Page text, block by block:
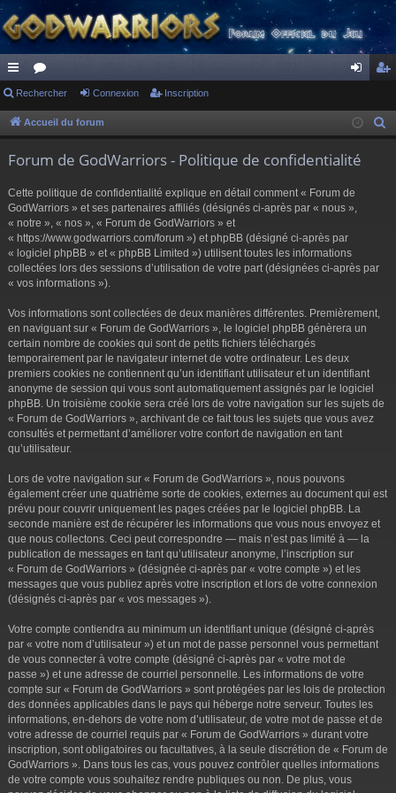
ac
co
s
or
u ne cri
Rechercher Connexion Inscription
Accueil du forum
Forum de GodWarriors - Politique de confidentialité
Cette politique de confidentialité explique en détail comment « Forum de
GodWarriors » et ses partenaires affiliés (désignés ci-après par « nous »,
« notre », « nos », « Forum de GodWarriors » et
« https://www.godwarriors.com/forum ») et phpBB (désigné ci-après par
« logiciel phpBB » et « phpBB Limited ») utilisent toutes les informations
collectées lors des sessions d’utilisation de votre part (désignées ci-après par
« vos informations »).
Vos informations sont collectées de deux manières différentes. Premièrement,
en naviguant sur « Forum de GodWarriors », le logiciel phpBB génèrera un
certain nombre de cookies qui sont de petits fichiers téléchargés
temporairement par le navigateur internet de votre ordinateur. Les deux
premiers cookies ne contiennent qu’un identifiant utilisateur et un identifiant
anonyme de session qui vous sont automatiquement assignés par le logiciel
phpBB. Un troisième cookie sera créé lors de votre navigation sur les sujets de
« Forum de GodWarriors », archivant de ce fait tous les sujets que vous avez
consultés et permettant d’améliorer votre confort de navigation en tant
qu’utilisateur.
Lors de votre navigation sur « Forum de GodWarriors », nous pouvons
également créer une quatrième sorte de cookies, externes au document qui est
prévu pour couvrir uniquement les pages créées par le logiciel phpBB. La
seconde manière est de récupérer les informations que vous nous envoyez et
que nous collectons. Ceci peut correspondre — mais n’est pas limité à — la
publication de messages en tant qu’utilisateur anonyme, l’inscription sur
« Forum de GodWarriors » (désignée ci-après par « votre compte ») et les
messages que vous publiez après votre inscription et lors de votre connexion
(désignés ci-après par « vos messages »).
Votre compte contiendra au minimum un identifiant unique (désigné ci-après
par « votre nom d’utilisateur ») et un mot de passe personnel vous permettant
de vous connecter à votre compte (désigné ci-après par « votre mot de
passe ») et une adresse de courriel personnelle. Les informations de votre
compte sur « Forum de GodWarriors » sont protégées par les lois de protection
des données applicables dans le pays qui héberge notre serveur. Toutes les
informations, en-dehors de votre nom d’utilisateur, de votre mot de passe et de
votre adresse de courriel requis par « Forum de GodWarriors » durant votre
inscription, sont obligatoires ou facultatives, à la seule discrétion de « Forum de
GodWarriors ». Dans tous les cas, vous pouvez contrôler quelles informations
de votre compte vous souhaitez rendre publiques ou non. De plus, vous